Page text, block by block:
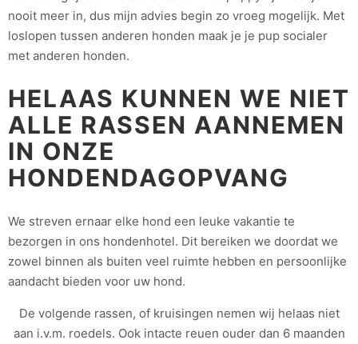
nooit meer in, dus mijn advies begin zo vroeg mogelijk. Met
loslopen tussen anderen honden maak je je pup socialer
met anderen honden.
HELAAS KUNNEN WE NIET
ALLE RASSEN AANNEMEN
IN ONZE
HONDENDAGOPVANG
We streven ernaar elke hond een leuke vakantie te
bezorgen in ons hondenhotel. Dit bereiken we doordat we
zowel binnen als buiten veel ruimte hebben en persoonlijke
aandacht bieden voor uw hond.
De volgende rassen, of kruisingen nemen wij helaas niet
aan i.v.m. roedels. Ook intacte reuen ouder dan 6 maanden